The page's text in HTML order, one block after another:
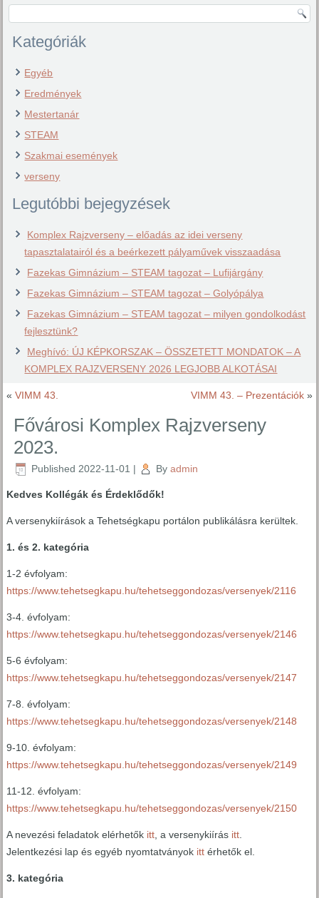
Kategóriák
Egyéb
Eredmények
Mestertanár
STEAM
Szakmai események
verseny
Legutóbbi bejegyzések
Komplex Rajzverseny – előadás az idei verseny
tapasztalatairól és a beérkezett pályaművek visszaadása
Fazekas Gimnázium – STEAM tagozat – Lufijárgány
Fazekas Gimnázium – STEAM tagozat – Golyópálya
Fazekas Gimnázium – STEAM tagozat – milyen gondolkodást
fejlesztünk?
Meghívó: ÚJ KÉPKORSZAK – ÖSSZETETT MONDATOK – A
KOMPLEX RAJZVERSENY 2026 LEGJOBB ALKOTÁSAI
«VIMM 43. VIMM 43. – Prezentációk»
Fővárosi Komplex Rajzverseny
2023.
Published 2022-11-01 | By admin
Kedves Kollégák és Érdeklődők!
A versenykiírások a Tehetségkapu portálon publikálásra kerültek.
1. és 2. kategória
1-2 évfolyam:
https://www.tehetsegkapu.hu/tehetseggondozas/versenyek/2116
3-4. évfolyam:
https://www.tehetsegkapu.hu/tehetseggondozas/versenyek/2146
5-6 évfolyam:
https://www.tehetsegkapu.hu/tehetseggondozas/versenyek/2147
7-8. évfolyam:
https://www.tehetsegkapu.hu/tehetseggondozas/versenyek/2148
9-10. évfolyam:
https://www.tehetsegkapu.hu/tehetseggondozas/versenyek/2149
11-12. évfolyam:
https://www.tehetsegkapu.hu/tehetseggondozas/versenyek/2150
A nevezési feladatok elérhetők itt, a versenykiírás itt.
Jelentkezési lap és egyéb nyomtatványok itt érhetők el.
3. kategória